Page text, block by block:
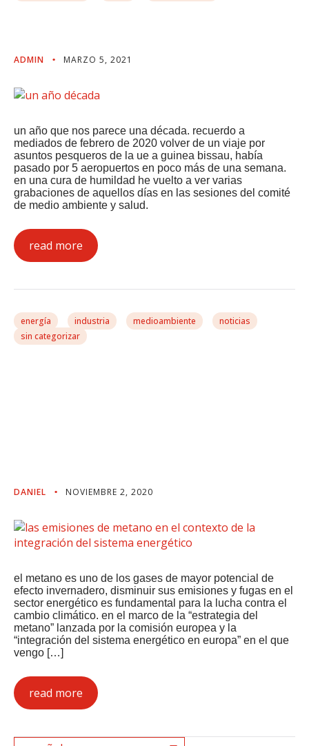
ADMIN MARZO 5, 2021
un año que nos parece una década. recuerdo a
mediados de febrero de 2020 volver de un viaje por
asuntos pesqueros de la ue a guinea bissau, había
pasado por 5 aeropuertos en poco más de una semana.
en una cura de humildad he vuelto a ver varias
grabaciones de aquellos días en las sesiones del comité
de medio ambiente y salud.
read more
energía industria medioambiente
noticias
sin categorizar
DANIEL NOVIEMBRE 2, 2020
el metano es uno de los gases de mayor potencial de
efecto invernadero, disminuir sus emisiones y fugas en el
sector energético es fundamental para la lucha contra el
cambio climático. en el marco de la “estrategia del
metano” lanzada por la comisión europea y la
“integración del sistema energético en europa” en el que
vengo […]
read more